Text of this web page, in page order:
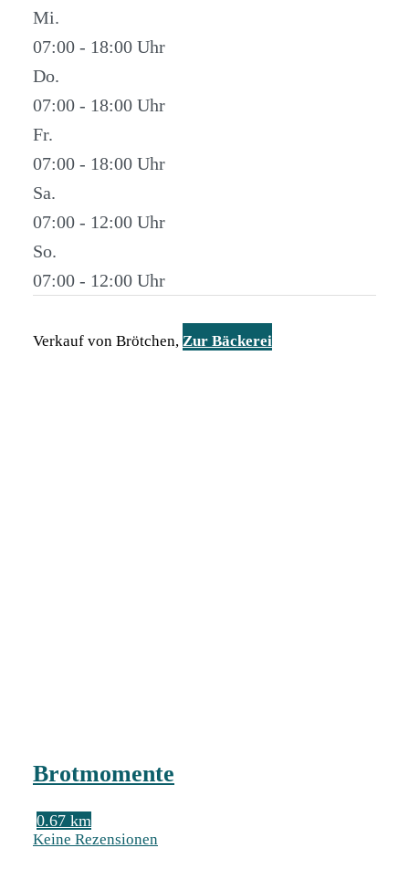
Mi.
07:00 - 18:00
Do.
07:00 - 18:00
Fr.
07:00 - 18:00
Sa.
07:00 - 12:00
So.
07:00 - 12:00
Verkauf von Brötchen, Zur Bäckerei
Brotmomente
0.67 km
Keine Rezensionen